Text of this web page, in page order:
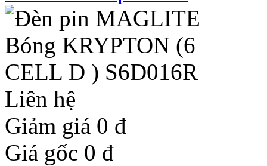
Liên hệ
Giảm giá 0 đ
Giá gốc 0 đ